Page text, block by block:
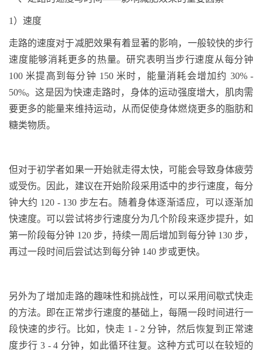
1 ）速度
走路的速度对于减肥效果有着显著的影响， 一般较快的步行
速度能够消耗更多的热量。研究表明当步行速度从每分钟
100 米提高到每分钟 150 米时，能量消耗会增加约 30% -
50%。这是因为快速走路时，身体的运动强度增大，肌肉需
要更多的能量来维持运动，从而促使身体燃烧更多的脂肪和
糖类物质。
但对于初学者如果一开始就走得太快，可能会导致身体疲劳
或受伤。因此，建议在开始阶段采用适中的步行速度，每分
钟大约 120 - 130 步左右。随着身体逐渐适应，可以逐渐加
快速度。可以尝试将步行速度分为几个阶段来逐步提升， 如
第一阶段每分钟 120 步，持续一周后增加到每分钟 130 步，
再过一段时间后尝试达到每分钟 140 步或更快。
另外为了增加走路的趣味性和挑战性，可以采用间歇式快走
的方法。即在正常步行速度的基础上，每隔一段时间进行一
段快速的步行。比如，快走 1 - 2 分钟，然后恢复到正常速
度步行 3 - 4 分钟，如此循环往复。这种方式可以在较短的